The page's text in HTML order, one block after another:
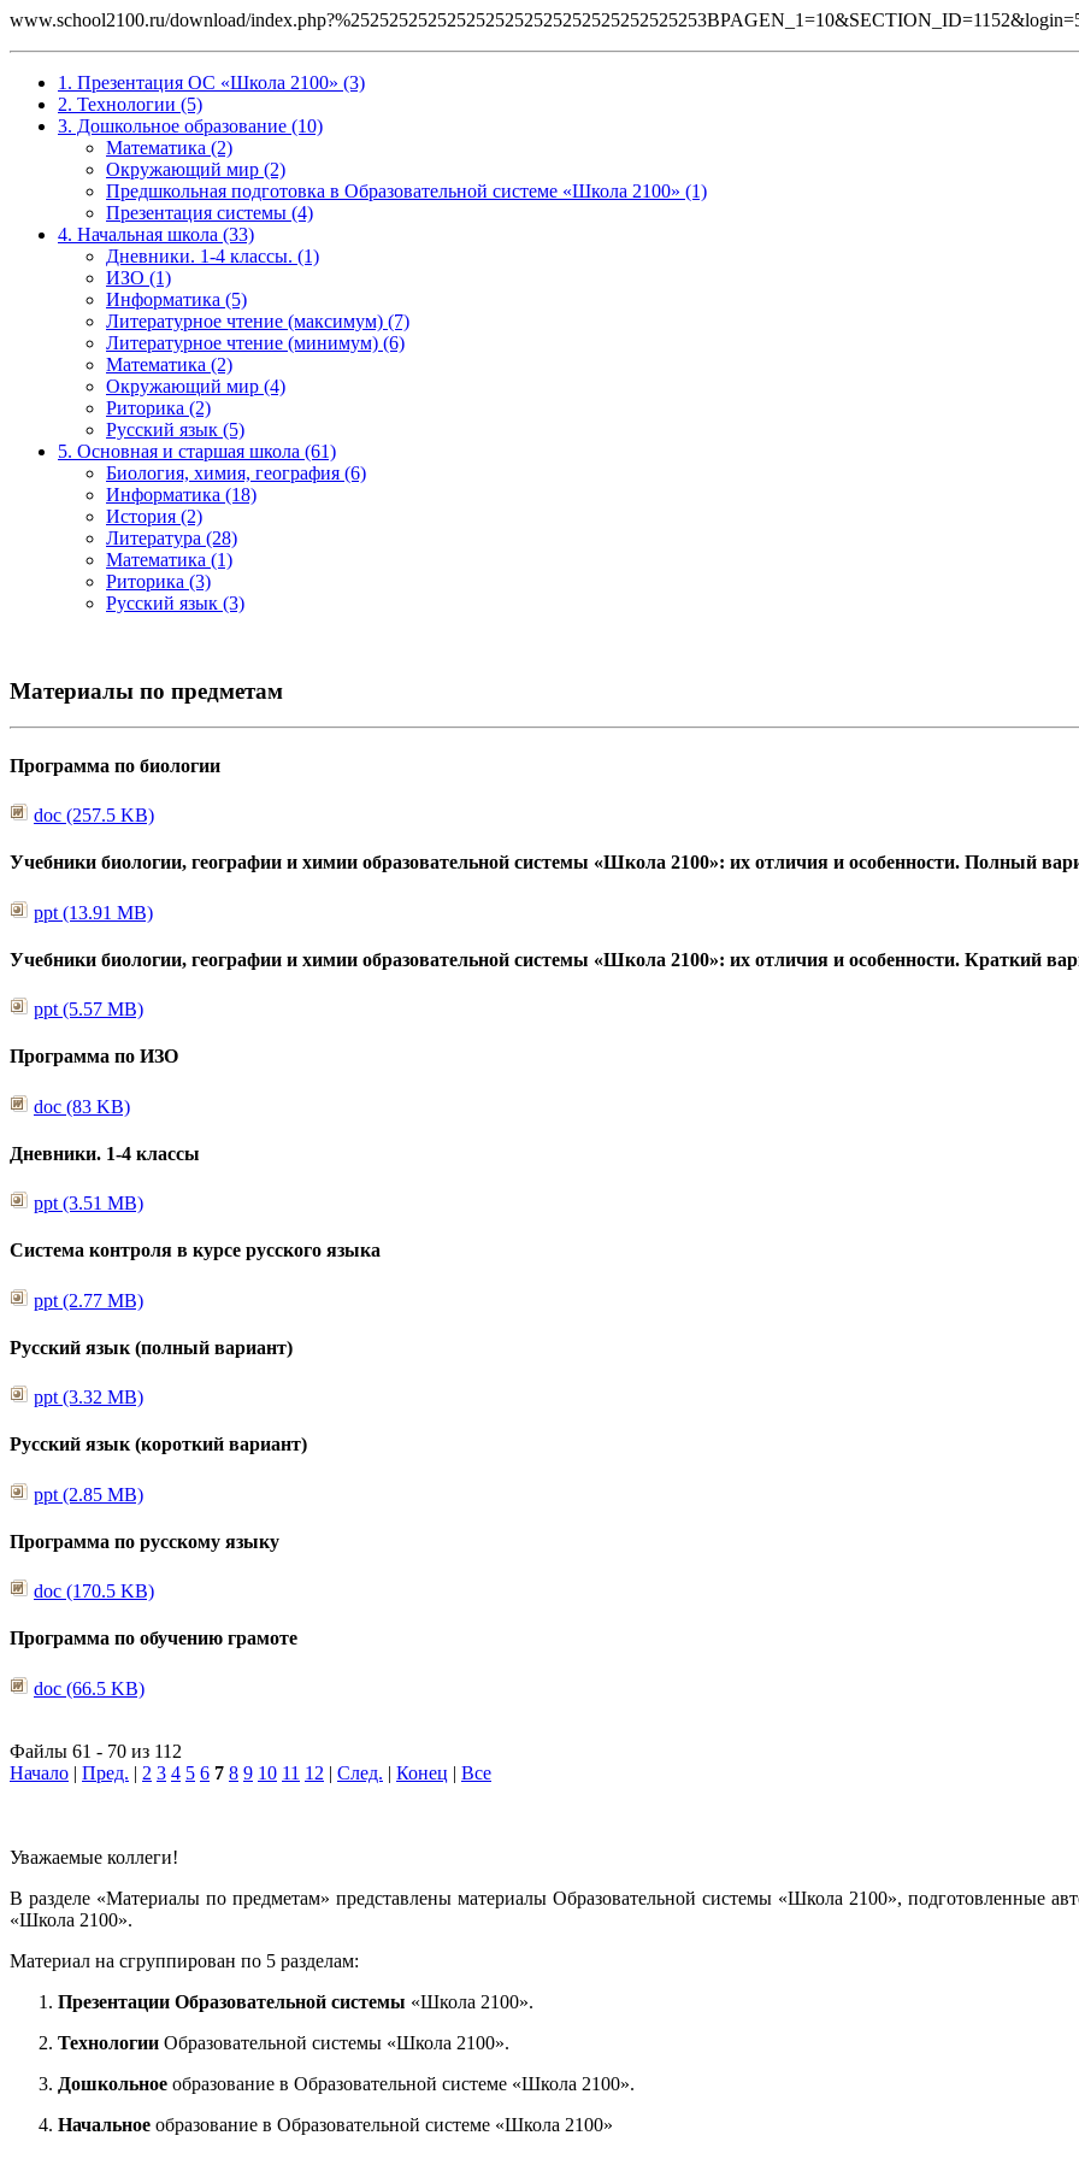
www.school2100.ru/download/
1. Презентация ОС «Школа 2100» (3)
2. Технологии (5)
3. Дошкольное образование (10)
Математика (2)
Окружающий мир (2)
Предшкольная подготовка в Образовательной системе «Школа 2100» (1)
Презентация системы (4)
4. Начальная школа (33)
Дневники. 1-4 классы. (1)
ИЗО (1)
Информатика (5)
Литературное чтение (максимум) (7)
Литературное чтение (минимум) (6)
Математика (2)
Окружающий мир (4)
Риторика (2)
Русский язык (5)
5. Основная и старшая школа (61)
Биология, химия, география (6)
Информатика (18)
История (2)
Литература (28)
Математика (1)
Риторика (3)
Русский язык (3)
Материалы по предметам
Программа по биологии
doc (257.5 KB)
Учебники биологии, географии и химии образовательной системы «Школа 2100»: их отличия и особенности. Полный
ppt (13.91 MB)
Учебники биологии, географии и химии образовательной системы «Школа 2100»: их отличия и особенности. Краткий
ppt (5.57 MB)
Программа по ИЗО
doc (83 KB)
Дневники. 1-4 классы
ppt (3.51 MB)
Система контроля в курсе русского языка
ppt (2.77 MB)
Русский язык (полный вариант)
ppt (3.32 MB)
Русский язык (короткий вариант)
ppt (2.85 MB)
Программа по русскому языку
doc (170.5 KB)
Программа по обучению грамоте
doc (66.5 KB)
Файлы 61 - 70 из 112
Начало | Пред. | 2 3 4 5 6 7 8 9 10 11 12 | След. | Конец | Все
Уважаемые коллеги!
В разделе «Материалы по предметам» представлены материалы Образовательной системы «Школа 2100», подготовленные
«Школа 2100».
Материал на сгруппирован по 5 разделам:
Презентации Образовательной системы «Школа 2100».
Технологии Образовательной системы «Школа 2100».
Дошкольное образование в Образовательной системе «Школа 2100».
Начальное образование в Образовательной системе «Школа 2100»